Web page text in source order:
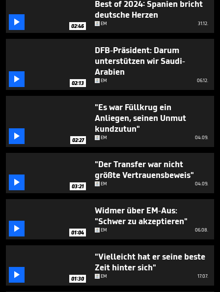
minute,
seconds
 02:46
Best of 2024: Spanien bricht
deutsche Herzen
EM 31.12.
 02:13
DFB-Präsident: Darum
unterstützen wir Saudi-
Arabien
EM 06.12.
 02:27
"Es war Füllkrug ein
Anliegen, seinen Unmut
kundzutun"
EM 04.09.
 03:21
"Der Transfer war nicht
größte Vertrauensbeweis"
EM 04.09.
 01:04
Widmer über EM-Aus:
"Schwer zu akzeptieren"
EM 06.08.
 01:30
"Vielleicht hat er seine beste
Zeit hinter sich"
EM 17.07.